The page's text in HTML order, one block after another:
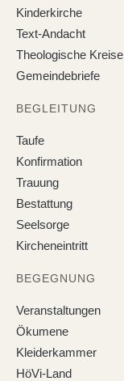
Kinderkirche
Text-Andacht
Theologische Kreise
Gemeindebriefe
BEGLEITUNG
Taufe
Konfirmation
Trauung
Bestattung
Seelsorge
Kircheneintritt
BEGEGNUNG
Veranstaltungen
Ökumene
Kleiderkammer
HöVi-Land